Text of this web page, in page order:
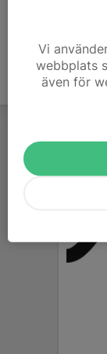
Vi
webbplats
även för